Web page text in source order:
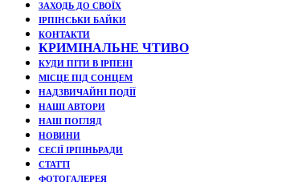
ЗАХОДЬ ДО СВОЇХ
ІРПІНСЬКИ БАЙКИ
КОНТАКТИ
КРИМІНАЛЬНЕ ЧТИВО
КУДИ ПІТИ В ІРПЕНІ
МІСЦЕ ПІД СОНЦЕМ
НАДЗВИЧАЙНІ ПОДЇЇ
НАШІ АВТОРИ
НАШ ПОГЛЯД
НОВИНИ
СЕСІЇ ІРПІНЬРАДИ
СТАТТІ
ФОТОГАЛЕРЕЯ